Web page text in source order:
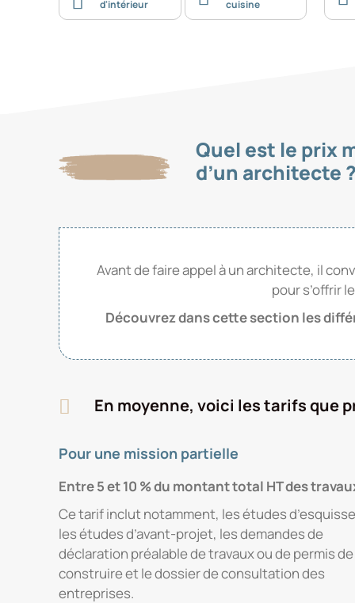
d'intérieur
cuisine
Quel est le prix
d’un architecte
Avant de faire appel à un architecte, il
pour s’offrir
Découvrez dans cette section les
En moyenne, voici les tarifs que
Pour une mission partielle
Entre 5 et 10 % du montant total HT des
Ce tarif inclut notamment, les études
les études d’avant-projet, les demandes de
déclaration préalable de travaux ou de permis de
construire et le dossier de consultation des
entreprises.